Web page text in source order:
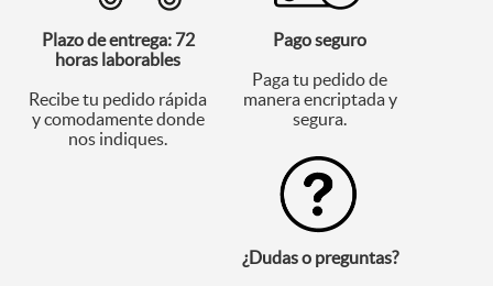
Plazo de entrega: 72
horas laborables
Recibe tu pedido rápida
y comodamente donde
nos indiques.
Pago seguro
Paga tu pedido de
manera encriptada y
segura.
¿Dudas o preguntas?